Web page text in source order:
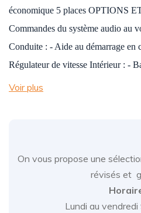
économique 5 places OPTIONS
Commandes du système audio au
Conduite : - Aide au démarrage en
Régulateur de vitesse Intérieur : -
Voir plus
On vous propose une
révisés et
Lundi au